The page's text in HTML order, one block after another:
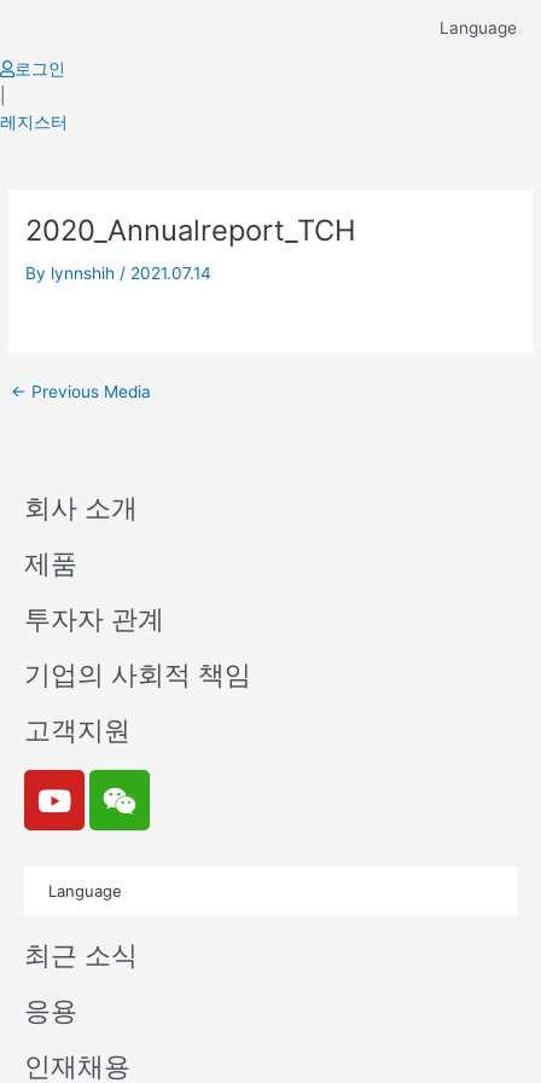
content
Language
로그인
레지스터
2020_Annualreport_TCH
By lynnshih / 2021.07.14
navigation
← Previous Media
회사 소개
제품
투자자 관계
기업의 사회적 책임
고객지원
Y
o
u
e
W
e
i
n
Language
최근 소식
응용
인재채용